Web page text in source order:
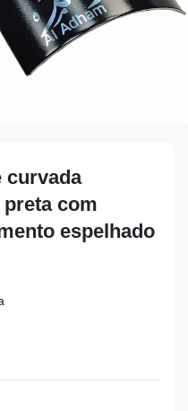
curvada
com
espelhado